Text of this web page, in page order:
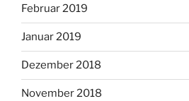
Februar 2019
Januar 2019
Dezember 2018
November 2018